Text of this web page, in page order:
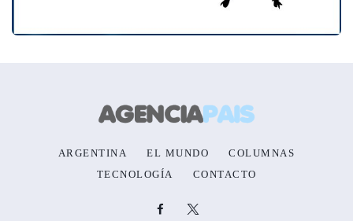
ARGENTINA EL MUNDO
COLUMNAS
TECNOLOGÍA
CONTACTO